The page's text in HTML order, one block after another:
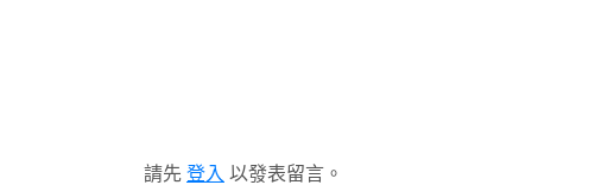
請先 登入 以發表留言。